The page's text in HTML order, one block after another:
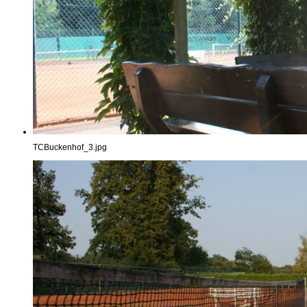
TCBuckenhof_3.jpg